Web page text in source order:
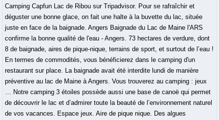
Camping Capfun Lac de Ribou sur Tripadvisor. Pour se rafraîchir et
déguster une bonne glace, on fait une halte à la buvette du lac, située
juste en face de la baignade. Angers Baignade du Lac de Maine l'ARS
confirme la bonne qualité de l'eau - Angers. 73 hectares de verdure, dont
8 de baignade, aires de pique-nique, terrains de sport, et surtout de l’eau !
En termes de commodités, vous bénéficierez dans le camping d'un
restaurant sur place. La baignade avait été interdite lundi de manière
préventive au lac de Maine à Angers. Vous trouverez au camping : jeux
… Notre camping 3 étoiles possède aussi une base de canoë qui permet
de découvrir le lac et d’admirer toute la beauté de l’environnement naturel
de vos vacances. Espace jeux. Aire de pique nique. Des algues